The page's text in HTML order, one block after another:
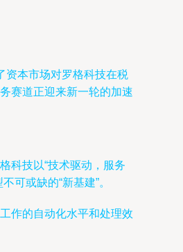
资本市场对罗格科技在税
赛道正迎来新一轮的加速
科技以“技术驱动，服务
可或缺的“新基建”。
作的自动化水平和处理效